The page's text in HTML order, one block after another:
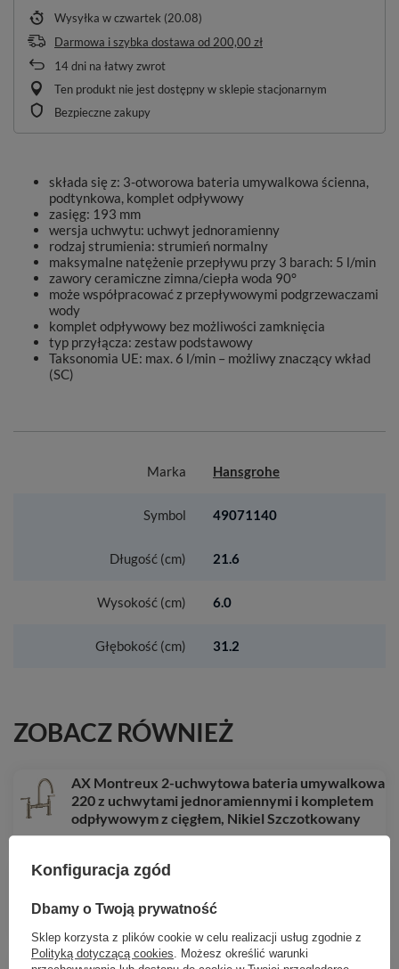
Wysyłka w czwartek (20.08)
Darmowa i szybka dostawa od200,00 zł
14dni na łatwy zwrot
Ten produkt nie jest dostępny w sklepie stacjonarnym
Bezpieczne zakupy
składa się z: 3-otworowa bateria umywalkowa ścienna,
podtynkowa, komplet odpływowy
zasięg: 193 mm
wersja uchwytu: uchwyt jednoramienny
rodzaj strumienia: strumień normalny
maksymalne natężenie przepływu przy 3 barach: 5 l/min
zawory ceramiczne zimna/ciepła woda 90°
może współpracować z przepływowymi podgrzewaczami
wody
komplet odpływowy bez możliwości zamknięcia
typ przyłącza: zestaw podstawowy
Taksonomia UE: max. 6 l/min – możliwy znaczący wkład
(SC)
Marka Hansgrohe
Symbol 49071140
Długość (cm) 21.6
Wysokość (cm) 6.0
Głębokość (cm) 31.2
ZOBACZ RÓWNIEŻ
AX Montreux 2-uchwytowa bateria umywalkowa
220 z uchwytami jednoramiennymi i kompletem
odpływowym z cięgłem, Nikiel Szczotkowany
7 711,12 zł / szt.
HG Tecturis S Jednouchwytowa bateria
odpływowym Push-Open, Czarny Matowy
1 328,52 zł /
AX Citterio E Jednouchwytowa bateria
Konfiguracja zgód
Dbamy o Twoją prywatność
Sklep korzysta z plików cookie w celu realizacji usług zgodnie z
Polityką dotyczącą cookies . Możesz określić warunki